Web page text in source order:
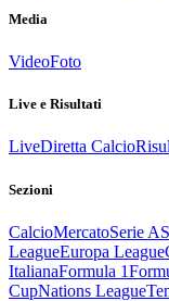
Media
VideoFoto
Live e Risultati
LiveDiretta Calcio
Sezioni
CalcioMercatoSerie A
LeagueEuropa League
ItalianaFormula 1
CupNations League